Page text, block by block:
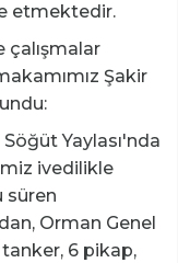
etmektedir.
çalışmalar
Şakir
Yaylası'nda
ivedilikle
süren
Orman Genel
tanker, 6 pikap,